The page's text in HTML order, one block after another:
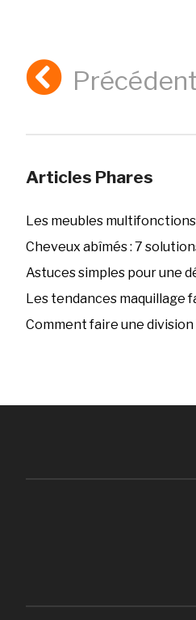
Articles Phares
Les meubles
Cheveux abîmés : 7
Astuces simples pour une
Les tendances maquillage
Comment faire une division